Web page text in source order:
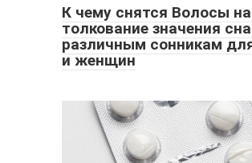
К чему снятся Волосы на
толкование значения
различным сонникам
и женщин